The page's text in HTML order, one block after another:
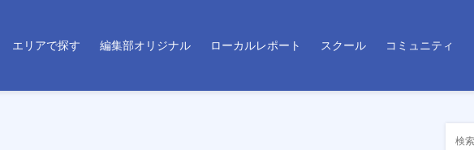
エリアで探す 編集部オリジナル ローカルレポート スクール コミュニティ